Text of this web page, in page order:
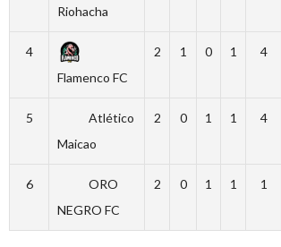
Riohacha
4
Flamenco FC
2 1 0 1 4
5
Atlético
Maicao
2 0 1 1 4
6
ORO
NEGRO FC
2 0 1 1 1